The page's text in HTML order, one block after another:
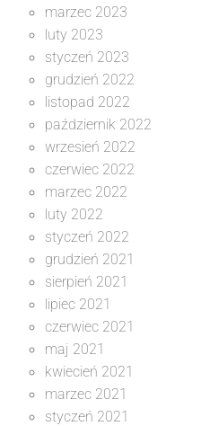
marzec 2023
luty 2023
styczeń 2023
grudzień 2022
listopad 2022
październik 2022
wrzesień 2022
czerwiec 2022
marzec 2022
luty 2022
styczeń 2022
grudzień 2021
sierpień 2021
lipiec 2021
czerwiec 2021
maj 2021
kwiecień 2021
marzec 2021
styczeń 2021